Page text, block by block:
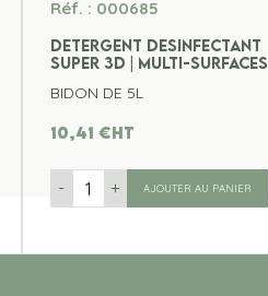
Réf. : 000685
DETERGENT DESINFECTANT
SUPER 3D | MULTI-SURFACES
BIDON DE 5L
10,41 €ht
- + AJOUTER AU PANIER